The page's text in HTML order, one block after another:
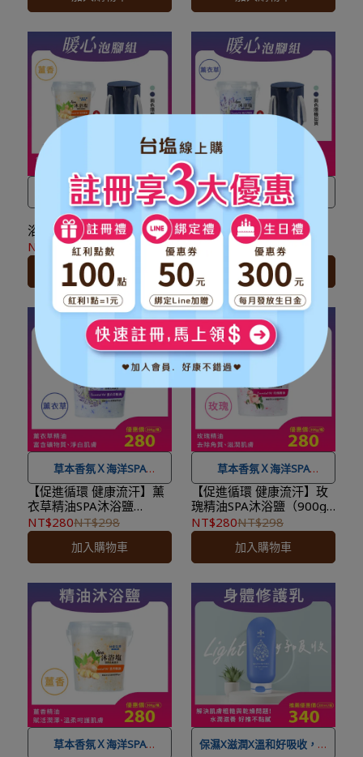
★ 登入會員訂購，管理訂單
更方便，還可累積紅利點
數，一點抵一元！
到貨時間參考
：訂購完成
後，下個工作天出貨，出貨
後物流預計1-3個工作天送
達。
更方便，還可累積紅利點
數，一點抵一元
★ 到貨時間參考：訂購完成
後，下個工作天出貨，出貨
後物流預計1-3個工作天送
放鬆舒活香氛SPA
★可宅配到府&超商取貨，
全館滿 NT$ 1,500
另有離島7-11超取服務
★ 登入會員訂購，管理訂單
更方便，還可累積紅利點
數，一點抵一元！
★到貨時間參考：訂購完成
後，下個工作天出貨，出貨
後物流預計1-3個工作天送
【暖心泡腳組】薑香SPA沐
浴鹽(900g/罐)x1+含蓋摺
疊泡腳袋(顏色隨機)x1
NT$479NT$500
加入購物車
放鬆舒活香氛SPA
★ 可宅配到府&超商取貨，
全館滿 NT$ 1,500免運費，
另有離島7-11超取服務
★ 登入會員訂購，管理訂單
更方便，還可累積紅利點
數，一點抵一元
★到貨時間參考
：訂購完成
後，下個工作天出貨，出貨
後物流預計1-3個工作天送
【暖心泡腳組】薰衣草香
氛SPA沐浴鹽(900g/
罐)x1+含蓋摺疊泡腳袋(顏
色隨機)x1
NT$479NT$500
加入購物車
草本香氛Ｘ海洋SPA
★ 可宅配到府&超商取貨，
全館滿 NT$ 1,500免運費，
另有離島7-11超取服務
更方便，還可累積紅利點
數，一點抵一元
到貨時間參考 ：訂購完成
後，下個工作天出貨，出貨
後物流預計1-3個工作天送
【促進循環 健康流汗】薰
衣草精油SPA沐浴鹽
（900g/罐）溫暖香氛浴
抵抗手腳冰冷 放鬆疲憊
NT$280NT$298
加入購物車
草本香氛Ｘ海洋SPA
★ 可宅配到府&超商取貨，
全館滿 NT$ 1,500免運費，
另有離島7-11超取服務
更方便，還可累積紅利點
數，一點抵一元
到貨時間參考
：訂購完成
後，下個工作天出貨，出貨
後物流預計1-3個工作天送
【促進循環 健康流汗】玫
瑰精油SPA沐浴鹽（900g/
罐）溫暖香氛浴 抵抗手腳
冰冷 放鬆疲憊
NT$280NT$298
加入購物車
草本香氛Ｘ海洋SPA
保濕X滋潤X溫和好吸收，水